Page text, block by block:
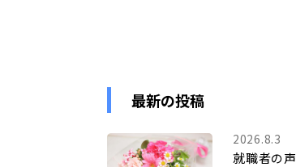
最新の投稿
2026.8.3
就職者の声